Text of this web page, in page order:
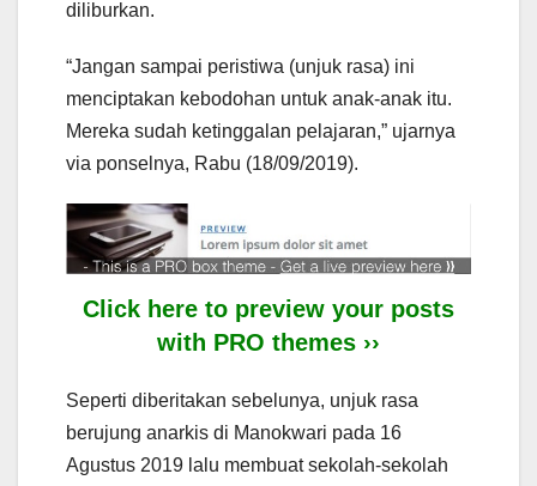
diliburkan.
“Jangan sampai peristiwa (unjuk rasa) ini
menciptakan kebodohan untuk anak-anak itu.
Mereka sudah ketinggalan pelajaran,” ujarnya
via ponselnya, Rabu (18/09/2019).
Click here to preview your posts
with PRO themes ››
Seperti diberitakan sebelunya, unjuk rasa
berujung anarkis di Manokwari pada 16
Agustus 2019 lalu membuat sekolah-sekolah